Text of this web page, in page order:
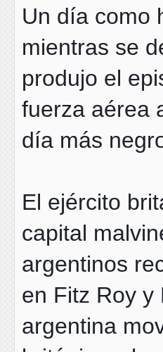
Un día como
mientras se
produjo el
fuerza aérea
día más
El ejército
capital
argentinos
en Fitz Roy y
argentina